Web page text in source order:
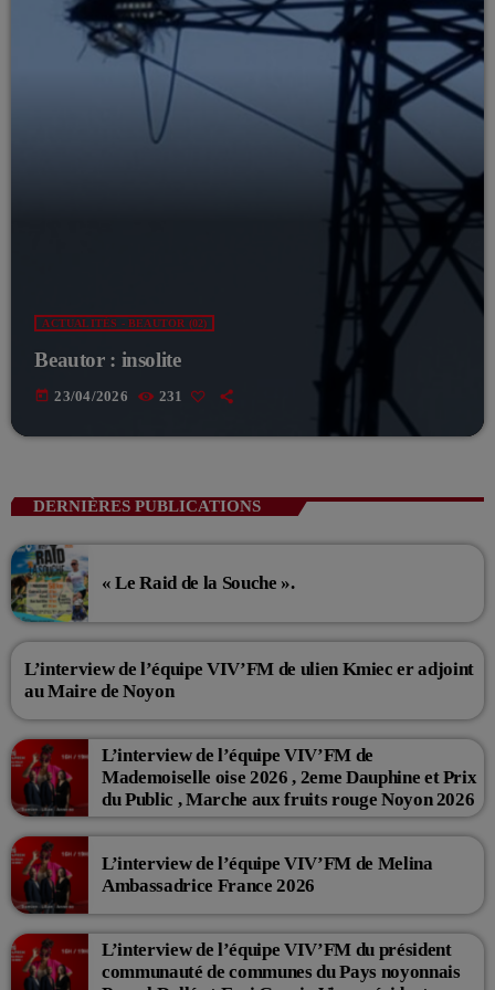
ACTUALITÉS - BEAUTOR (02)
Beautor : insolite
today 23/04/2026 231
DERNIÈRES PUBLICATIONS
« Le Raid de la Souche ».
L’interview de l’équipe VIV’FM de ulien Kmiec er adjoint
au Maire de Noyon
L’interview de l’équipe VIV’FM de
Mademoiselle oise 2026 , 2eme Dauphine et Prix
du Public , Marche aux fruits rouge Noyon 2026
L’interview de l’équipe VIV’FM de Melina
Ambassadrice France 2026
L’interview de l’équipe VIV’FM du président
communauté de communes du Pays noyonnais